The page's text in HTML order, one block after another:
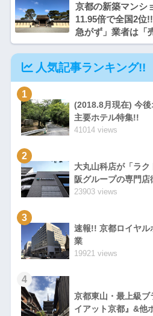
京都の新築マンシ
11.95倍で全国2
急がず」業者は「
人気記事ランキング!!
1
(2018.8月現在) 今
主要ホテル特集!!
41014 views
2
大丸山科店が「ラ
阪グループの専門店
23903 views
3
速報!! 京都ロイヤル
業
19921 views
4
京都東山・最上級
イアット京都』&他